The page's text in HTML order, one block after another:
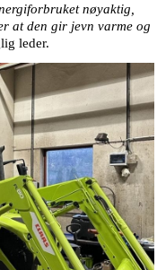
nøyaktig,
at den gir jevn varme og
leder.